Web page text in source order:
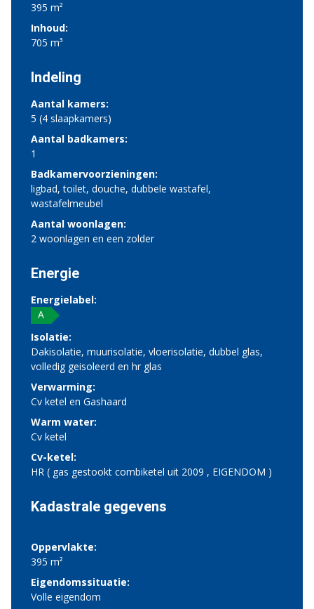
395 m²
Inhoud:
705 m³
Indeling
Aantal kamers:
5 (4 slaapkamers)
Aantal badkamers:
1
Badkamervoorzieningen:
ligbad, toilet, douche, dubbele wastafel,
wastafelmeubel
Aantal woonlagen:
2 woonlagen en een zolder
Energie
Energielabel:
A
Isolatie:
Dakisolatie, muurisolatie, vloerisolatie, dubbel glas,
volledig geisoleerd en hr glas
Verwarming:
Cv ketel en Gashaard
Warm water:
Cv ketel
Cv-ketel:
HR ( gas gestookt combiketel uit 2009 , EIGENDOM )
Kadastrale gegevens
Oppervlakte:
395 m²
Eigendomssituatie:
Volle eigendom